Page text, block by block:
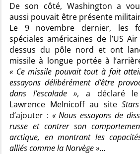
De son côté, Washington a
aussi pouvait être présente
Le 9 novembre dernier, les
spéciales américaines de l’US
dessus du pôle nord et ont
missile à longue portée à
« Ce missile pouvait tout à fait
essayons délibérément d’être
dans l’escalade », a déclaré le
Lawrence Melnicoff au site
d’ajouter : « Nous essayons de
russe et contrer son
arctique, en montrant les
alliés comme la Norvège »…